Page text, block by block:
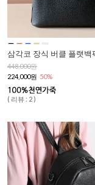
삼각코 장식 버클 플랫백
448,000원
224,000원 50%
( 리뷰 : 2 )